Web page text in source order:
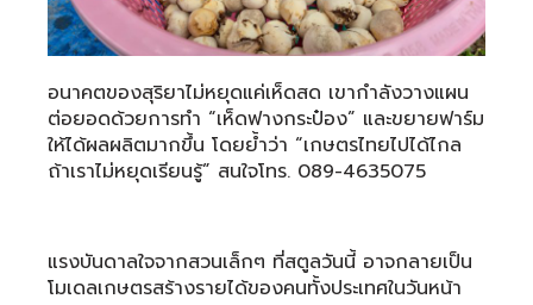
อนาคตของสุริยาไม่หยุดแค่เห็ดสด เขากำลังวางแผน
ต่อยอดด้วยการทำ “เห็ดฟางกระป๋อง” และขยายฟาร์ม
ให้ได้ผลผลิตมากขึ้น โดยย้ำว่า “เกษตรไทยไปได้ไกล
ถ้าเราไม่หยุดเรียนรู้” สนใจโทร. 089-4635075
แรงบันดาลใจจากสวนเล็กๆ ที่สตูลวันนี้ อาจกลายเป็น
โมเดลเกษตรสร้างรายได้ของคนทั้งประเทศในวันหน้า